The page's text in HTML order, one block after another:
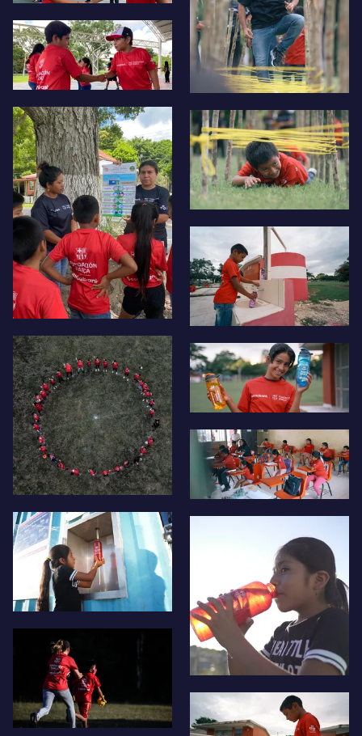
FC Barcelona club badge
FC Barcelona club badge
FC Barcelona club badge
FC Barcelona club badge
FC Barcelona club badge
FC Barcelona club badge
FC Barcelona club badge
FC Barcelona club badge
FC Barcelona club badge
FC Barcelona club badge